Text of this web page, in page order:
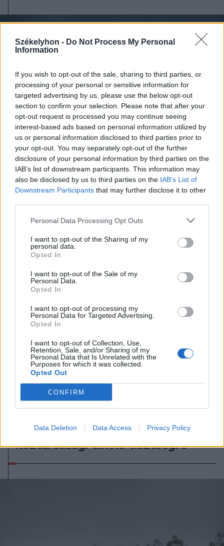
Székelyhon - Do Not Process My Personal
Information
If you wish to opt-out of the sale, sharing to third parties, or
processing of your personal or sensitive information for
targeted advertising by us, please use the below opt-out
section to confirm your selection. Please note that after your
opt-out request is processed you may continue seeing
interest-based ads based on personal information utilized by
us or personal information disclosed to third parties prior to
your opt-out. You may separately opt-out of the further
disclosure of your personal information by third parties on the
IAB’s list of downstream participants. This information may
also be disclosed by us to third parties on the IAB’s List of
Downstream Participants that may further disclose it to other
Personal Data Processing Opt Outs
I want to opt-out of the Sharing of my
personal data.
Opted In
I want to opt-out of the Sale of my
Personal Data.
Opted In
I want to opt-out of processing my
Personal Data for Targeted Advertising.
Opted In
I want to opt-out of Collection, Use,
Retention, Sale, and/or Sharing of my
Personal Data that Is Unrelated with the
Purposes for which it was collected.
Opted Out
CONFIRM
Data Deletion Data Access Privacy Policy
2026. augusztus 09., vasárnap
Magyar előadók Sziget-koncertjei
Baka András elfogadta a felkérést a
köztársasági elnöki tisztségre